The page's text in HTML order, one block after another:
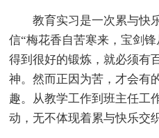
教育实习是一次累与快
信“梅花香自苦寒来，宝剑
得到很好的锻炼，就必须有
神。然而正因为苦，才会有
趣。从教学工作到班主任工
动，无不体现着累与快乐交